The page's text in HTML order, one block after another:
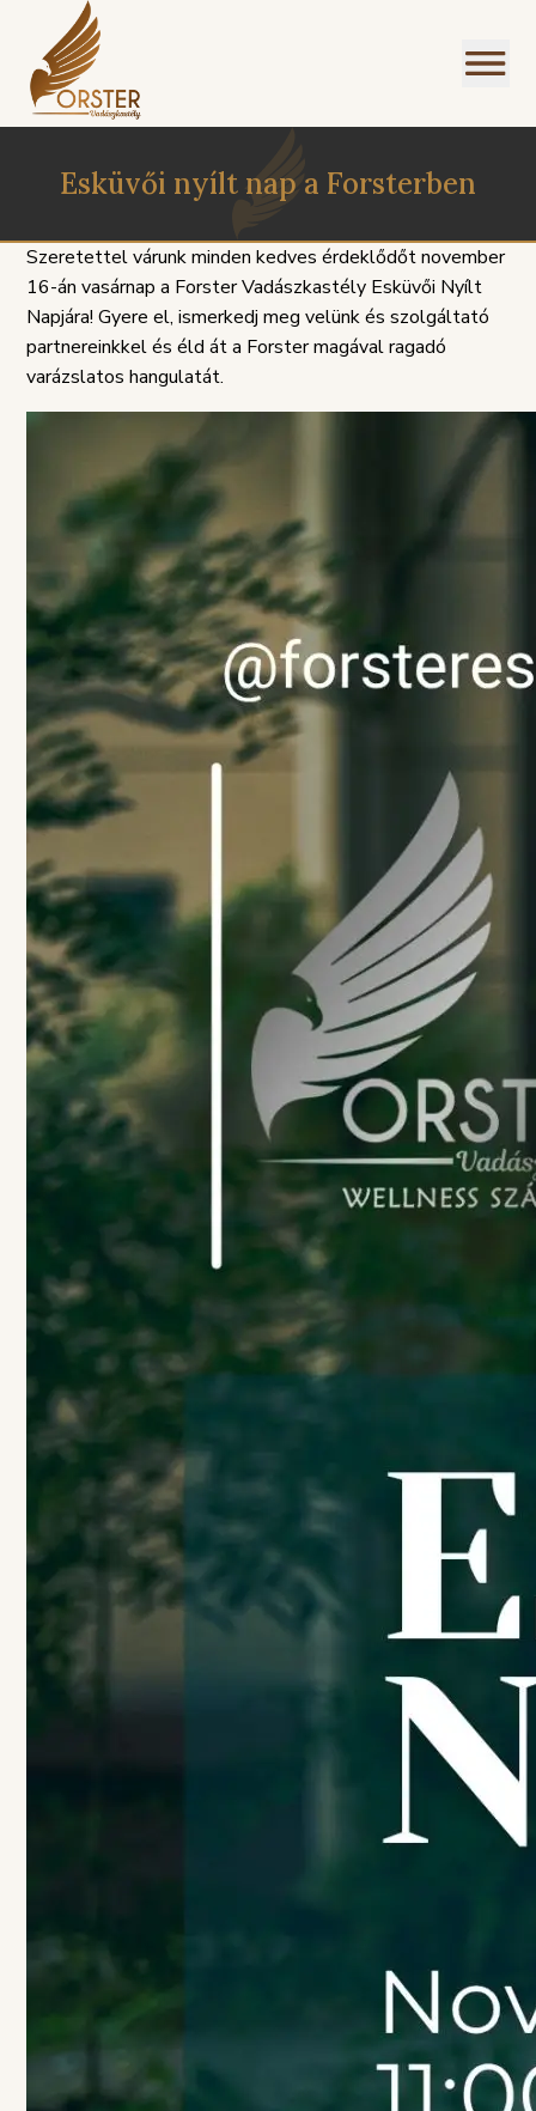
Esküvői nyílt nap a Forsterben
Szeretettel várunk minden kedves érdeklődőt november
16-án vasárnap a Forster Vadászkastély Esküvői Nyílt
Napjára! Gyere el, ismerkedj meg velünk és szolgáltató
partnereinkkel és éld át a Forster magával ragadó
varázslatos hangulatát.